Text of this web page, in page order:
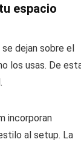
espacio
dejan sobre el
los usas. De
incorporan
al setup. La